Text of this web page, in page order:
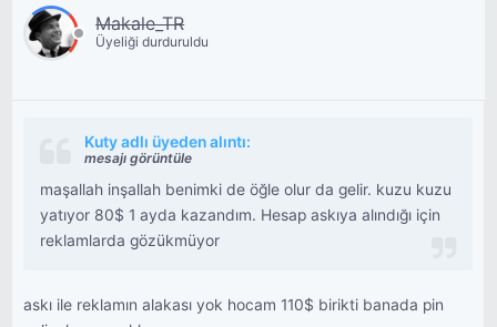
Makale_TR
Üyeliği durduruldu
Kuty adlı üyeden alıntı:
mesajı görüntüle
maşallah inşallah benimki de öğle olur da gelir. kuzu kuzu
yatıyor 80$ 1 ayda kazandım. Hesap askıya alındığı için
reklamlarda gözükmüyor
askı ile reklamın alakası yok hocam 110$ birikti banada pin